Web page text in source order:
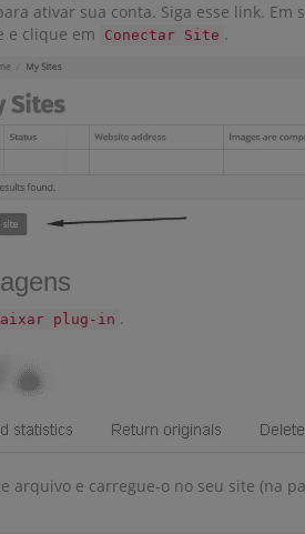
ativar sua conta. Siga esse link. Em
e clique em Conectar Site .
plug-in .
e carregue-o no seu site (na